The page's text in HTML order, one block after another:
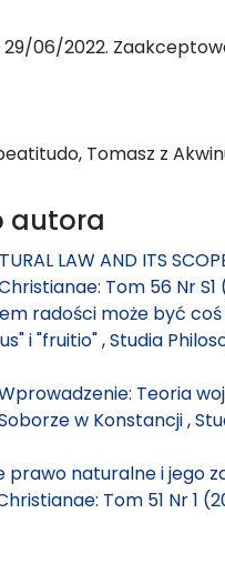
06/2022.
Tomasz z
autora
LAW AND ITS
Tom 56 Nr S1
radości może być coś
i "fruitio",Studia
Teoria
w Konstancji,
prawo naturalne i jego
Tom 51 Nr 1